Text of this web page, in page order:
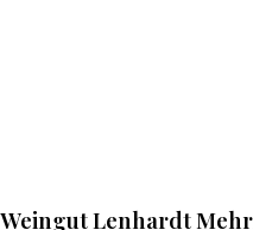
Weingut Lenhardt